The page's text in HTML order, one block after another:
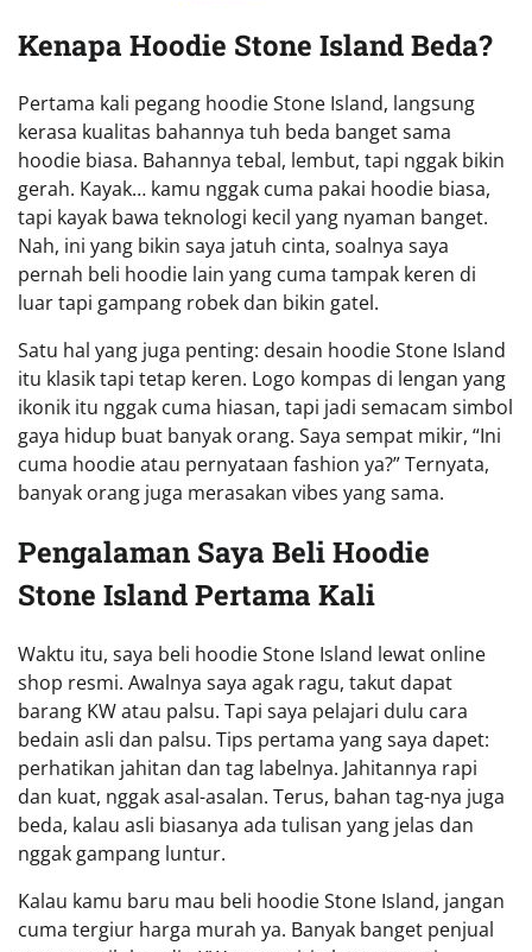
Kenapa Hoodie Stone Island Beda?
Pertama kali pegang hoodie Stone Island, langsung
kerasa kualitas bahannya tuh beda banget sama
hoodie biasa. Bahannya tebal, lembut, tapi nggak bikin
gerah. Kayak… kamu nggak cuma pakai hoodie biasa,
tapi kayak bawa teknologi kecil yang nyaman banget.
Nah, ini yang bikin saya jatuh cinta, soalnya saya
pernah beli hoodie lain yang cuma tampak keren di
luar tapi gampang robek dan bikin gatel.
Satu hal yang juga penting: desain hoodie Stone Island
itu klasik tapi tetap keren. Logo kompas di lengan yang
ikonik itu nggak cuma hiasan, tapi jadi semacam simbol
gaya hidup buat banyak orang. Saya sempat mikir, “Ini
cuma hoodie atau pernyataan fashion ya?” Ternyata,
banyak orang juga merasakan vibes yang sama.
Pengalaman Saya Beli Hoodie
Stone Island Pertama Kali
Waktu itu, saya beli hoodie Stone Island lewat online
shop resmi. Awalnya saya agak ragu, takut dapat
barang KW atau palsu. Tapi saya pelajari dulu cara
bedain asli dan palsu. Tips pertama yang saya dapet:
perhatikan jahitan dan tag labelnya. Jahitannya rapi
dan kuat, nggak asal-asalan. Terus, bahan tag-nya juga
beda, kalau asli biasanya ada tulisan yang jelas dan
nggak gampang luntur.
Kalau kamu baru mau beli hoodie Stone Island, jangan
cuma tergiur harga murah ya. Banyak banget penjual